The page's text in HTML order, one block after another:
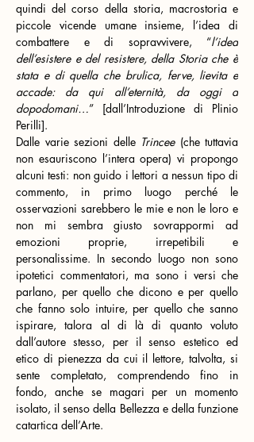
quindi del corso della storia, macrostoria e
piccole vicende umane insieme, l’idea di
combattere e di sopravvivere, “l’idea
dell’esistere e del resistere, della Storia che è
stata e di quella che brulica, ferve, lievita e
accade: da qui all’eternità, da oggi a
dopodomani…” [dall’Introduzione di Plinio
Perilli].
Dalle varie sezioni delle Trincee (che tuttavia
non esauriscono l’intera opera) vi propongo
alcuni testi: non guido i lettori a nessun tipo di
commento, in primo luogo perché le
osservazioni sarebbero le mie e non le loro e
non mi sembra giusto sovrappormi ad
emozioni proprie, irrepetibili e
personalissime. In secondo luogo non sono
ipotetici commentatori, ma sono i versi che
parlano, per quello che dicono e per quello
che fanno solo intuire, per quello che sanno
ispirare, talora al di là di quanto voluto
dall’autore stesso, per il senso estetico ed
etico di pienezza da cui il lettore, talvolta, si
sente completato, comprendendo fino in
fondo, anche se magari per un momento
isolato, il senso della Bellezza e della funzione
catartica dell’Arte.